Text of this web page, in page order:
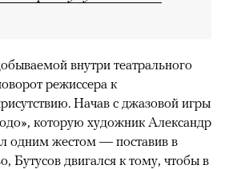
внутри театрального
режиссера к
Начав с джазовой игры
которую художник Александр
одним жестом — поставив в
Бутусов двигался к тому, чтобы в